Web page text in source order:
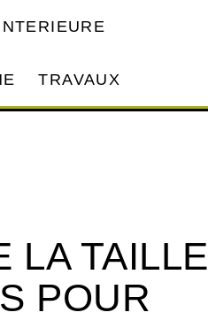
TRAVAUX
LA TAILLE
POUR